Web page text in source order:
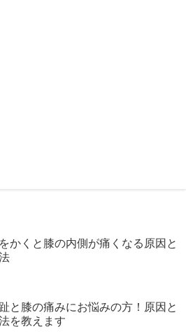
かくと膝の内側が痛くなる原因と
と膝の痛みにお悩みの方！原因と
を教えます